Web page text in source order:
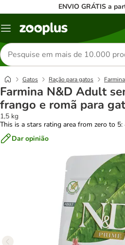
ENVIO GRÁTIS a
Menu
Pesquisar
produtos
Gatos Ração para gatos
Farmina N&D Adult
frango e romã para
1,5 kg
This is a stars rating area from zero to 5:
Dar opinião